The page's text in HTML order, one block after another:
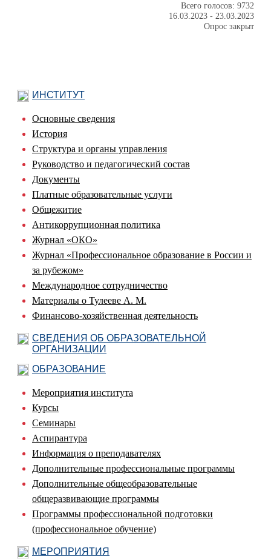
Всего голосов: 9732
16.03.2023 - 23.03.2023
Опрос закрыт
ИНСТИТУТ
Основные сведения
История
Структура и органы управления
Руководство и педагогический состав
Документы
Платные образовательные услуги
Общежитие
Антикоррупционная политика
Журнал «ОКО»
Журнал «Профессиональное образование в России и
за рубежом»
Международное сотрудничество
Материалы о Тулееве А. М.
Финансово-хозяйственная деятельность
СВЕДЕНИЯ ОБ ОБРАЗОВАТЕЛЬНОЙ
ОРГАНИЗАЦИИ
ОБРАЗОВАНИЕ
Мероприятия института
Курсы
Семинары
Аспирантура
Информация о преподавателях
Дополнительные профессиональные программы
Дополнительные общеобразовательные
общеразвивающие программы
Программы профессиональной подготовки
(профессиональное обучение)
МЕРОПРИЯТИЯ